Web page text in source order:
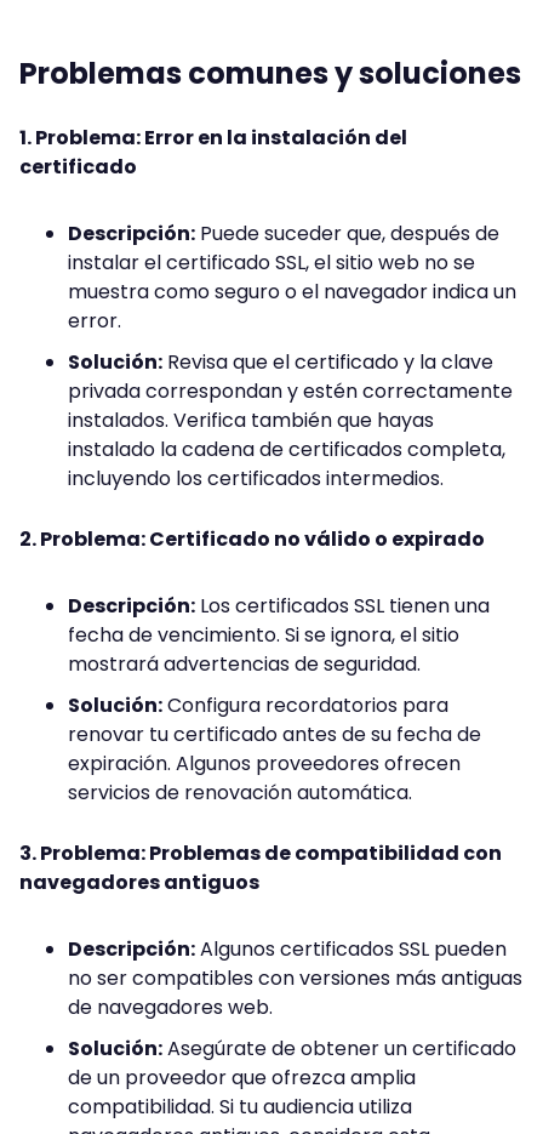
Problemas comunes y soluciones
1. Problema: Error en la instalación del
certificado
Descripción: Puede suceder que, después de
instalar el certificado SSL, el sitio web no se
muestra como seguro o el navegador indica un
error.
Solución: Revisa que el certificado y la clave
privada correspondan y estén correctamente
instalados. Verifica también que hayas
instalado la cadena de certificados completa,
incluyendo los certificados intermedios.
2. Problema: Certificado no válido o expirado
Descripción: Los certificados SSL tienen una
fecha de vencimiento. Si se ignora, el sitio
mostrará advertencias de seguridad.
Solución:Configura recordatorios para
renovar tu certificado antes de su fecha de
expiración. Algunos proveedores ofrecen
servicios de renovación automática.
3. Problema: Problemas de compatibilidad con
navegadores antiguos
Descripción:Algunos certificados SSL pueden
no ser compatibles con versiones más antiguas
de navegadores web.
Solución:Asegúrate de obtener un certificado
de un proveedor que ofrezca amplia
compatibilidad. Si tu audiencia utiliza